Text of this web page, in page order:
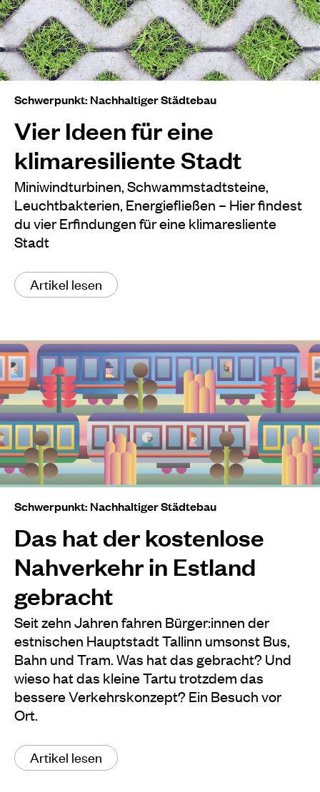
Schwerpunkt: Nachhaltiger Städtebau
Vier Ideen für eine
klimaresiliente Stadt
Miniwindturbinen, Schwammstadtsteine,
Leuchtbakterien, Energiefließen – Hier findest
du vier Erfindungen für eine klimaresliente
Stadt
Artikel lesen
Schwerpunkt: Nachhaltiger Städtebau
Das hat der kostenlose
Nahverkehr in Estland
gebracht
Seit zehn Jahren fahren Bürger:innen der
estnischen Hauptstadt Tallinn umsonst Bus,
Bahn und Tram. Was hat das gebracht? Und
wieso hat das kleine Tartu trotzdem das
bessere Verkehrskonzept? Ein Besuch vor
Ort.
Artikel lesen